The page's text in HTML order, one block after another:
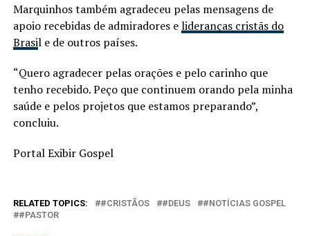
Marquinhos também agradeceu pelas mensagens de
apoio recebidas de admiradores elideranças cristãs do
Brasil e de outros países.
“Quero agradecer pelas orações e pelo carinho que
tenho recebido. Peço que continuem orando pela minha
saúde e pelos projetos que estamos preparando”,
concluiu.
Portal Exibir Gospel
RELATED TOPICS: #CRISTÃOS #DEUS
#NOTÍCIAS GOSPEL
#PASTOR